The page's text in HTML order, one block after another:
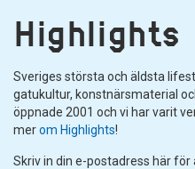
Highlights
Sveriges största och äldsta
gatukultur, konstnärsmaterial
öppnade 2001 och vi har varit
merom Highlights!
Skriv in din e-postadress här